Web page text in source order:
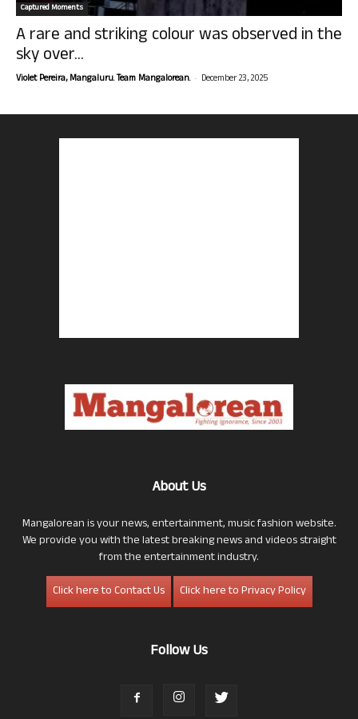
Captured Moments
A rare and striking colour was observed in the
sky over...
Violet Pereira, Mangaluru. Team Mangalorean. - December 23, 2025
About Us
Mangalorean is your news, entertainment, music fashion website.
We provide you with the latest breaking news and videos straight
from the entertainment industry.
Click here to Contact Us
Click here to Privacy Policy
Follow Us